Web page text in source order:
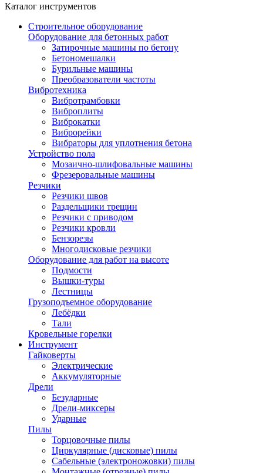
Каталог инструментов
Строительное оборудование
Оборудование для бетонных работ
Затирочные машины по бетону
Бетономешалки
Бурильные машины
Преобразователи частоты
Вибротехника
Вибротрамбовки
Виброплиты
Виброкатки
Виброрейки
Вибраторы для уплотнения бетона
Устройство пола
Мозаично-шлифовальные машины
Фрезеровальные машины
Резчики
Резчики швов
Раздельщики трещин
Резчики с приводом
Резчики кровли
Бензорезы
Многодисковые резчики
Оборудование для работ на высоте
Подмости
Вышки-туры
Лестницы
Грузоподъемное оборудование
Лебёдки
Тали
Кровельные горелки
Инструмент
Гайковерты
Электрические
Аккумуляторные
Дрели
Безударные
Дрели-миксеры
Ударные
Пилы
Торцовочные пилы
Циркулярные (дисковые) пилы
Сабельные (электроножовки) пилы